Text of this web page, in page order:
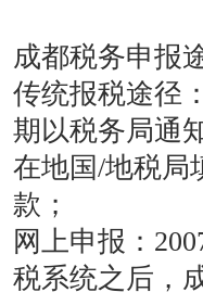
成都税务申报
传统报税途径
期以税务局通
在地国/地税局
款；
网上申报：
税系统之后，